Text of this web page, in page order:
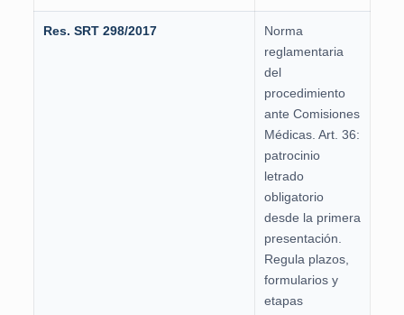
Res. SRT 298/2017
Norma
reglamentaria
del
procedimiento
ante Comisiones
Médicas. Art. 36:
patrocinio
letrado
obligatorio
desde la primera
presentación.
Regula plazos,
formularios y
etapas